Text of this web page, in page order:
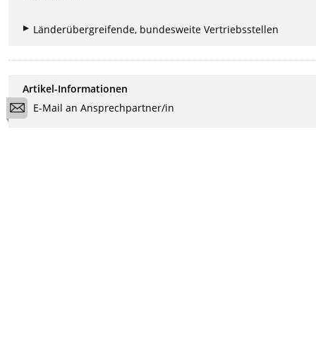
Länderübergreifende, bundesweite Vertriebsstellen
Artikel-Informationen
E-Mail an Ansprechpartner/in